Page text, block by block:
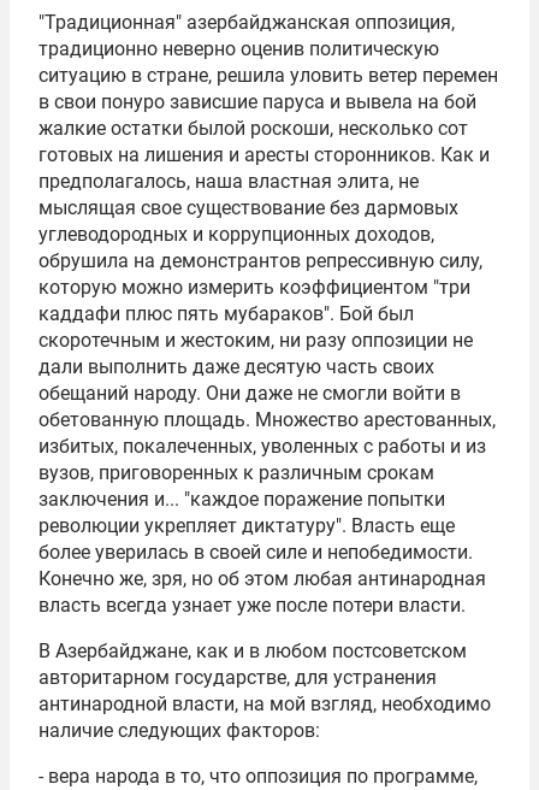
"Традиционная" азербайджанская оппозиция,
традиционно неверно оценив политическую
ситуацию в стране, решила уловить ветер перемен
в свои понуро зависшие паруса и вывела на бой
жалкие остатки былой роскоши, несколько сот
готовых на лишения и аресты сторонников. Как и
предполагалось, наша властная элита, не
мыслящая свое существование без дармовых
углеводородных и коррупционных доходов,
обрушила на демонстрантов репрессивную силу,
которую можно измерить коэффициентом "три
каддафи плюс пять мубараков". Бой был
скоротечным и жестоким, ни разу оппозиции не
дали выполнить даже десятую часть своих
обещаний народу. Они даже не смогли войти в
обетованную площадь. Множество арестованных,
избитых, покалеченных, уволенных с работы и из
вузов, приговоренных к различным срокам
заключения и... "каждое поражение попытки
революции укрепляет диктатуру". Власть еще
более уверилась в своей силе и непобедимости.
Конечно же, зря, но об этом любая антинародная
власть всегда узнает уже после потери власти.
В Азербайджане, как и в любом постсоветском
авторитарном государстве, для устранения
антинародной власти, на мой взгляд, необходимо
наличие следующих факторов:
- вера народа в то, что оппозиция по программе,